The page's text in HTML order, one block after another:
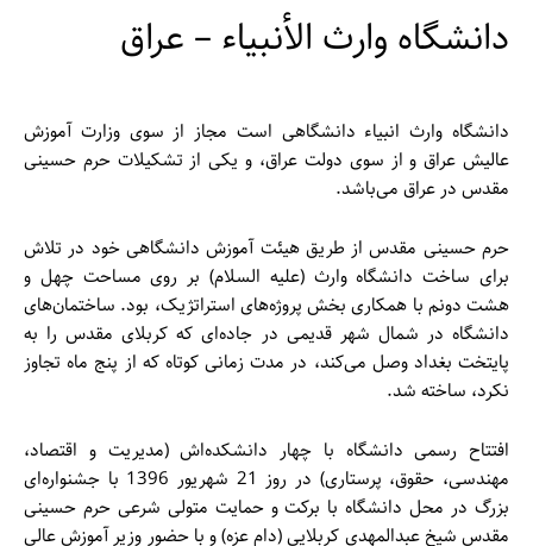
دانشگاه وارث الأنبیاء – عراق
دانشگاه وارث انبیاء دانشگاهی است مجاز از سوی وزارت آموزش
عالیش عراق و از سوی دولت عراق، و یکی از تشکیلات حرم حسینی
مقدس در عراق می‌باشد.
حرم حسینی مقدس از طریق هیئت آموزش دانشگاهی خود در تلاش
برای ساخت دانشگاه وارث (علیه السلام) بر روی مساحت چهل و
هشت دونم با همکاری بخش پروژه‌های استراتژیک، بود. ساختمان‌های
دانشگاه در شمال شهر قدیمی در جاده‌ای که کربلای مقدس را به
پایتخت بغداد وصل می‌کند، در مدت زمانی کوتاه که از پنج ماه تجاوز
نکرد، ساخته شد.
افتتاح رسمی دانشگاه با چهار دانشکده‌اش (مدیریت و اقتصاد،
مهندسی، حقوق، پرستاری) در روز 21 شهریور 1396 با جشنواره‌ای
بزرگ در محل دانشگاه با برکت و حمایت متولی شرعی حرم حسینی
مقدس شیخ عبدالمهدی کربلایی (دام عزه) و با حضور وزیر آموزش عالی